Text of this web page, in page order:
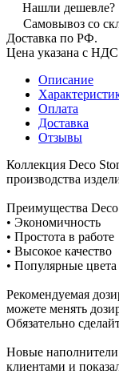
Нашли дешевле?
Самовывоз со
Доставка по РФ.
Цена указана с
Описание
Оплата
Доставка
Отзывы
Коллекция Deco
производства
Преимущества Deco
• Экономичность
• Простота в работе
• Высокое качество
• Популярные
Рекомендуемая
можете менять
Обязательно
Новые
клиентами и